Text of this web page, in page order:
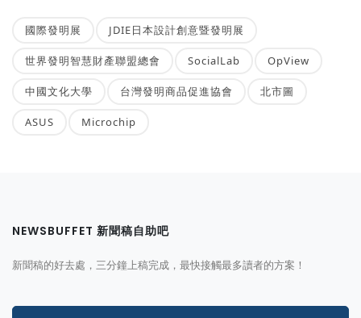
國際發明展 JDIE日本設計創意暨發明展
世界發明智慧財產聯盟總會 SocialLab OpView
中國文化大學 台灣發明商品促進協會 北市圖
ASUS Microchip
NEWSBUFFET 新聞稿自助吧
新聞稿的好去處，三分鐘上稿完成，最快接觸最多讀者的方案！